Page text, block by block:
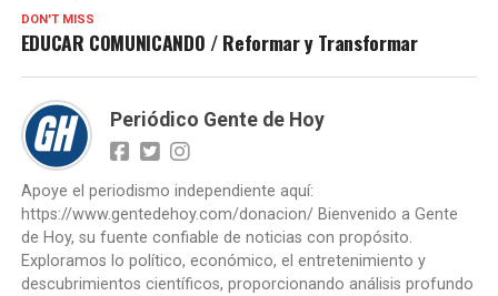
DON'T MISS
EDUCAR COMUNICANDO / Reformar y Transformar
Periódico Gente de Hoy
Apoye el periodismo independiente aquí:
https://www.gentedehoy.com/donacion/ Bienvenido a Gente
de Hoy, su fuente confiable de noticias con propósito.
Exploramos lo político, económico, el entretenimiento y
descubrimientos científicos, proporcionando análisis profundo